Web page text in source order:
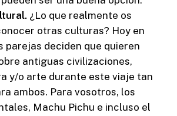
¿Lo que realmente os
otras culturas? Hoy en
parejas deciden que quieren
antiguas civilizaciones,
y/o arte durante este viaje tan
ambos. Para vosotros, los
Machu Pichu e incluso el